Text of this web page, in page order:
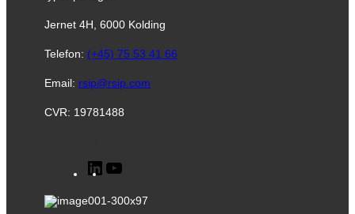
Jernet 4H, 6000 Kolding
Telefon: (+45) 75 53 41 66
Email: rsip@rsip.com
CVR: 19781488
LinkedIn